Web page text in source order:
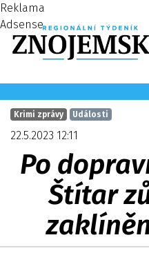
Reklama
Adsense
Krimi zprávy Události
22.5.2023 12:11
Po
Štítar